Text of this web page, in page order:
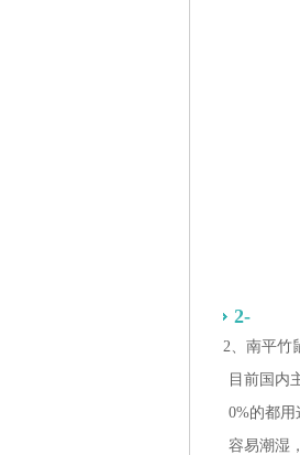
2-
2、南平竹
目前国内
0%的都
容易潮湿